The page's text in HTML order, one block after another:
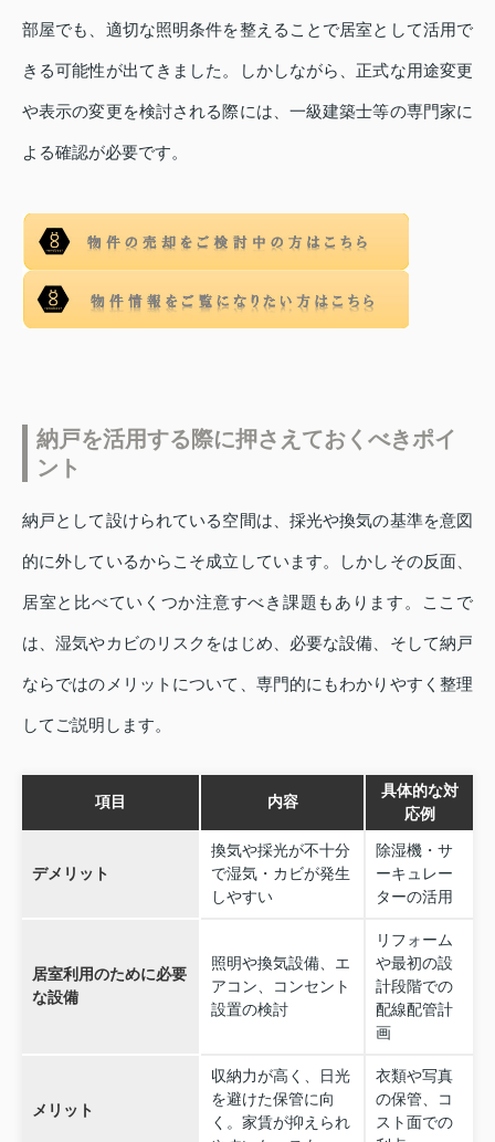
部屋でも、適切な照明条件を整えることで居室として活用で
きる可能性が出てきました。しかしながら、正式な用途変更
や表示の変更を検討される際には、一級建築士等の専門家に
よる確認が必要です。
納戸を活用する際に押さえておくべきポイ
ント
納戸として設けられている空間は、採光や換気の基準を意図
的に外しているからこそ成立しています。しかしその反面、
居室と比べていくつか注意すべき課題もあります。ここで
は、湿気やカビのリスクをはじめ、必要な設備、そして納戸
ならではのメリットについて、専門的にもわかりやすく整理
してご説明します。
項目 内容
具体的な対
応例
デメリット
換気や採光が不十分
で湿気・カビが発生
しやすい
除湿機・サ
ーキュレー
ターの活用
居室利用のために必要
な設備
照明や換気設備、エ
アコン、コンセント
設置の検討
リフォーム
や最初の設
計段階での
配線配管計
画
メリット
収納力が高く、日光
を避けた保管に向
く。家賃が抑えられ
衣類や写真
の保管、コ
スト面での